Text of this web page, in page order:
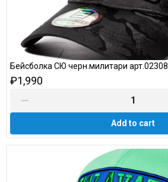
Бейсболка СЮ черн.милитари арт.02308
₽1,990
Add to cart